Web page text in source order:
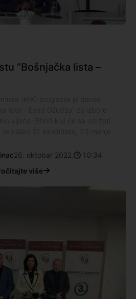
“Bošnjačka lista –
26. oktobar 2022.
10:34
više